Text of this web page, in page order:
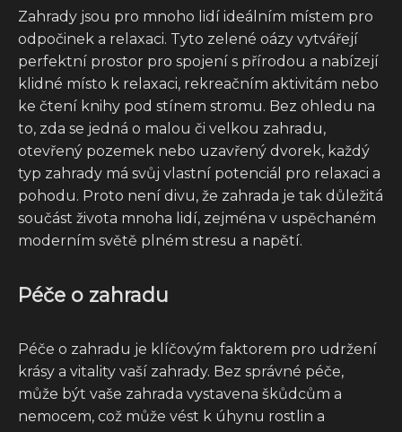
Zahrady jsou pro mnoho lidí ideálním místem pro
odpočinek a relaxaci. Tyto zelené oázy vytvářejí
perfektní prostor pro spojení s přírodou a nabízejí
klidné místo k relaxaci, rekreačním aktivitám nebo
ke čtení knihy pod stínem stromu. Bez ohledu na
to, zda se jedná o malou či velkou zahradu,
otevřený pozemek nebo uzavřený dvorek, každý
typ zahrady má svůj vlastní potenciál pro relaxaci a
pohodu. Proto není divu, že zahrada je tak důležitá
součást života mnoha lidí, zejména v uspěchaném
moderním světě plném stresu a napětí.
Péče o zahradu
Péče o zahradu je klíčovým faktorem pro udržení
krásy a vitality vaší zahrady. Bez správné péče,
může být vaše zahrada vystavena škůdcům a
nemocem, což může vést k úhynu rostlin a